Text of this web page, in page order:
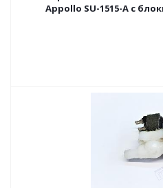
Appollo SU-1515-A с